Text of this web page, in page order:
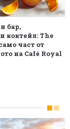
бар,
коктейл: The
част от
на Café Royal